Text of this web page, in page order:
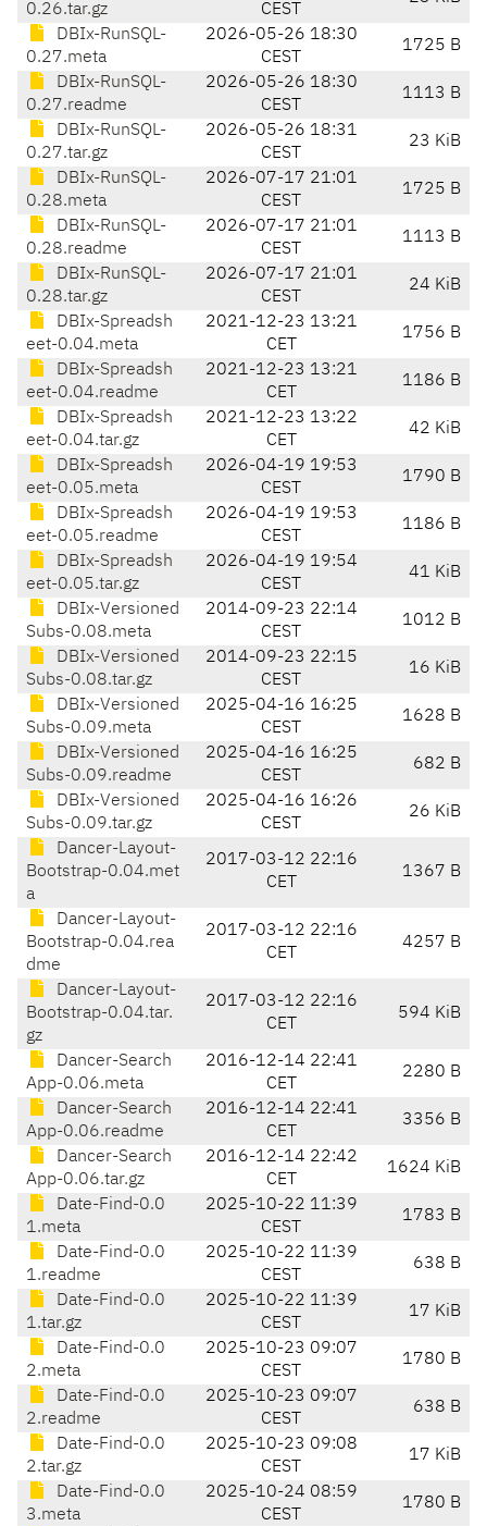
0.26.tar.gz CEST
DBIx-RunSQL-
0.27.meta
2026-05-26 18:30
CEST
1725 B
DBIx-RunSQL-
0.27.readme
2026-05-26 18:30
CEST
1113 B
DBIx-RunSQL-
0.27.tar.gz
2026-05-26 18:31
CEST
23 KiB
DBIx-RunSQL-
0.28.meta
2026-07-17 21:01
CEST
1725 B
DBIx-RunSQL-
0.28.readme
2026-07-17 21:01
CEST
1113 B
DBIx-RunSQL-
0.28.tar.gz
2026-07-17 21:01
CEST
24 KiB
DBIx-Spreadsh
eet-0.04.meta
2021-12-23 13:21
CET
1756 B
DBIx-Spreadsh
eet-0.04.readme
2021-12-23 13:21
CET
1186 B
DBIx-Spreadsh
eet-0.04.tar.gz
2021-12-23 13:22
CET
42 KiB
DBIx-Spreadsh
eet-0.05.meta
2026-04-19 19:53
CEST
1790 B
DBIx-Spreadsh
eet-0.05.readme
2026-04-19 19:53
CEST
1186 B
DBIx-Spreadsh
eet-0.05.tar.gz
2026-04-19 19:54
CEST
41 KiB
DBIx-Versioned
Subs-0.08.meta
2014-09-23 22:14
CEST
1012 B
DBIx-Versioned
Subs-0.08.tar.gz
2014-09-23 22:15
CEST
16 KiB
DBIx-Versioned
Subs-0.09.meta
2025-04-16 16:25
CEST
1628 B
DBIx-Versioned
Subs-0.09.readme
2025-04-16 16:25
CEST
682 B
DBIx-Versioned
Subs-0.09.tar.gz
2025-04-16 16:26
CEST
26 KiB
Dancer-Layout-
Bootstrap-0.04.met
a
2017-03-12 22:16
CET
1367 B
Dancer-Layout-
Bootstrap-0.04.rea
dme
2017-03-12 22:16
CET
4257 B
Dancer-Layout-
Bootstrap-0.04.tar.
gz
2017-03-12 22:16
CET
594 KiB
Dancer-Search
App-0.06.meta
2016-12-14 22:41
CET
2280 B
Dancer-Search
App-0.06.readme
2016-12-14 22:41
CET
3356 B
Dancer-Search
App-0.06.tar.gz
2016-12-14 22:42
CET
1624 KiB
Date-Find-0.0
1.meta
2025-10-22 11:39
CEST
1783 B
Date-Find-0.0
1.readme
2025-10-22 11:39
CEST
638 B
Date-Find-0.0
1.tar.gz
2025-10-22 11:39
CEST
17 KiB
Date-Find-0.0
2.meta
2025-10-23 09:07
CEST
1780 B
Date-Find-0.0
2.readme
2025-10-23 09:07
CEST
638 B
Date-Find-0.0
2.tar.gz
2025-10-23 09:08
CEST
17 KiB
Date-Find-0.0
3.meta
2025-10-24 08:59
CEST
1780 B